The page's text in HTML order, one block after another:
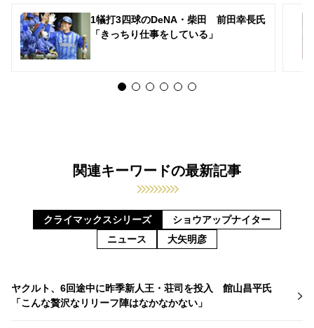
1犠打3四球のDeNA・柴田 前田幸長氏
「きっちり仕事をしている」
関連キーワードの最新記事
クライマックスシリーズ
ショウアップナイター
ニュース
大矢明彦
ヤクルト、6回途中に昨季新人王・荘司を投入 館山昌平氏
「こんな贅沢なリリーフ陣はなかなかない」